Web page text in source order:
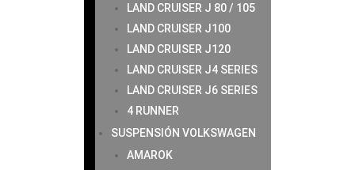
LAND CRUISER J 80 / 105
LAND CRUISER J100
LAND CRUISER J120
LAND CRUISER J4 SERIES
LAND CRUISER J6 SERIES
4 RUNNER
SUSPENSIÓN VOLKSWAGEN
AMAROK